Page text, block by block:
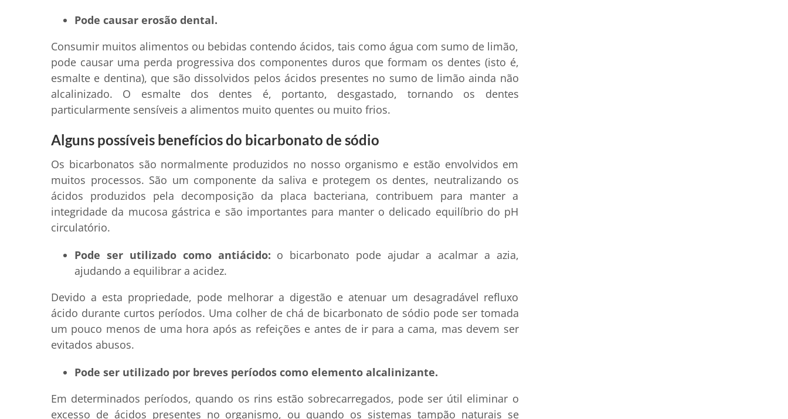
Pode causar erosão dental.
Consumir muitos alimentos ou bebidas contendo ácidos, tais como água com sumo de limão,
pode causar uma perda progressiva dos componentes duros que formam os dentes (isto é,
esmalte e dentina), que são dissolvidos pelos ácidos presentes no sumo de limão ainda não
alcalinizado. O esmalte dos dentes é, portanto, desgastado, tornando os dentes
particularmente sensíveis a alimentos muito quentes ou muito frios.
Alguns possíveis benefícios do bicarbonato de sódio
Os bicarbonatos são normalmente produzidos no nosso organismo e estão envolvidos em
muitos processos. São um componente da saliva e protegem os dentes, neutralizando os
ácidos produzidos pela decomposição da placa bacteriana, contribuem para manter a
integridade da mucosa gástrica e são importantes para manter o delicado equilíbrio do pH
circulatório.
Pode ser utilizado como antiácido: o bicarbonato pode ajudar a acalmar a azia,
ajudando a equilibrar a acidez.
Devido a esta propriedade, pode melhorar a digestão e atenuar um desagradável refluxo
ácido durante curtos períodos. Uma colher de chá de bicarbonato de sódio pode ser tomada
um pouco menos de uma hora após as refeições e antes de ir para a cama, mas devem ser
evitados abusos.
Pode ser utilizado por breves períodos como elemento alcalinizante.
Em determinados períodos, quando os rins estão sobrecarregados, pode ser útil eliminar o
excesso de ácidos presentes no organismo, ou quando os sistemas tampão naturais se